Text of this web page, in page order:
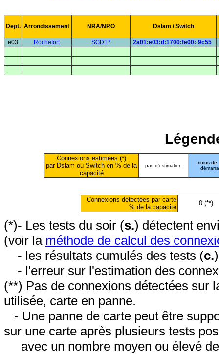
Dept. Arrondissement NRA/NRO Dslam / Switch
e03 Rochefort SGD17 2a01:e03:d:1700:fe00::9c55
Connexions estimées (*)
par Dslam ou Switch en % de la
capacité
pas d'estimation
moins de
Connexions détectées par carte
% de la capacité
0 (**)
(*)- Les tests du soir (s.) détectent
(voir la méthode de calcul des
- les résultats cumulés des tests (c.
- l'erreur sur l'estimation des
(**) Pas de connexions détectées sur
utilisée, carte en panne.
- Une panne de carte peut être
sur une carte après plusieurs tests
avec un nombre moyen ou élevé